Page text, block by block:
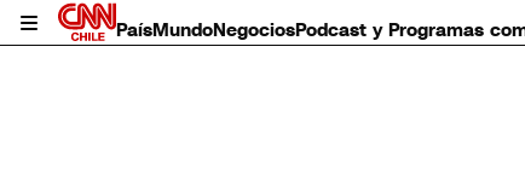
PaísMundoNegociosPodcast y Programas